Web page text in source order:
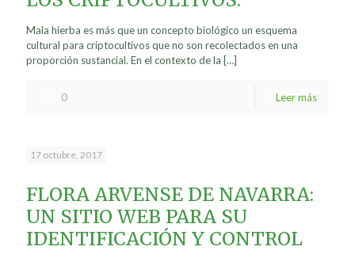
Mala hierba es más que un concepto biológico un esquema
cultural para criptocultivos que no son recolectados en una
proporción sustancial. En el contexto de la […]
0 Leer más
17 octubre, 2017
FLORA ARVENSE DE NAVARRA:
UN SITIO WEB PARA SU
IDENTIFICACIÓN Y CONTROL